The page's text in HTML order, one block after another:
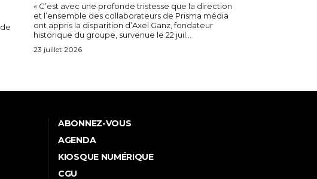
« C’est avec une profonde tristesse que la direction
et l’ensemble des collaborateurs de Prisma média
ont appris la disparition d’Axel Ganz, fondateur
historique du groupe, survenue le 22 juil...
23 juillet 2026
ABONNEZ-VOUS
AGENDA
KIOSQUE NUMÉRIQUE
CGU